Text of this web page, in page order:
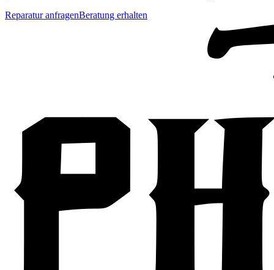
Reparatur anfragenBeratung erhalten